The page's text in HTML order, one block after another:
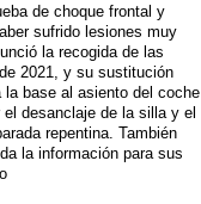
de choque frontal y
sufrido lesiones muy
la recogida de las
2021, y su sustitución
base al asiento del coche
desanclaje de la silla y el
repentina. También
la información para sus